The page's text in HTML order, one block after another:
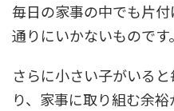
毎日の家事の中でも片
通りにいかないものです。
さらに小さい子がいる
り、家事に取り組む余